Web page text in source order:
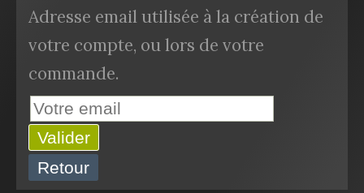
Adresse email utilisée à la création de
votre compte, ou lors de votre
commande.
Valider
Retour